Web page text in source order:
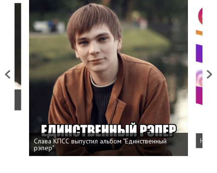
Previous
Слава КПСС выпустил альбом "Единственный
рэпер"
Next